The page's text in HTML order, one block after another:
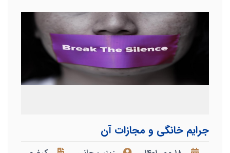
جرایم خانگی و مجازات آن